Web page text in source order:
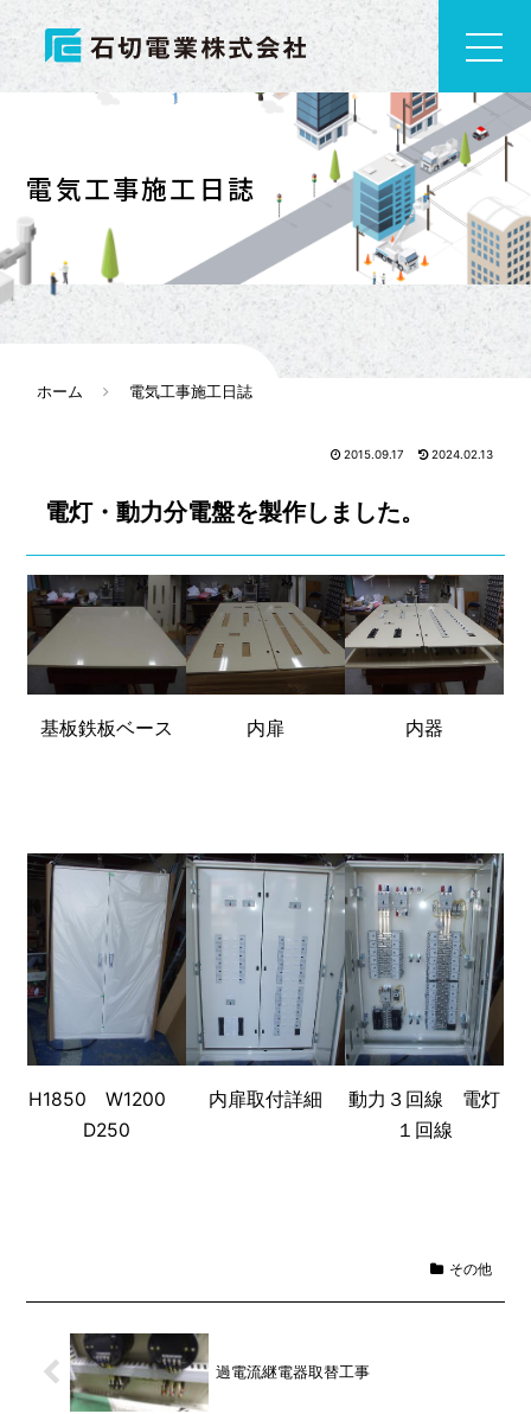
電気工事施工日誌
ホーム 電気工事施工日誌
2015.09.17 2024.02.13
電灯・動力分電盤を製作しました。
基板鉄板ベース 内扉 内器
H1850 W1200
D250
内扉取付詳細
動力３回線 電灯
１回線
その他
過電流継電器取替工事